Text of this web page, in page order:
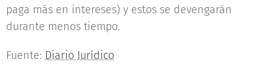
paga más en intereses) y estos se devengarán
durante menos tiempo.
Fuente: Diario Jurídico